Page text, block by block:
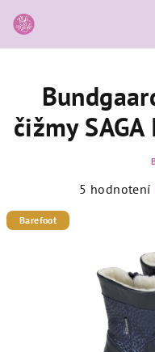
na
obsah
čižmy
Priemerné
hviezdičiek.
5 hodnotení
Barefoot